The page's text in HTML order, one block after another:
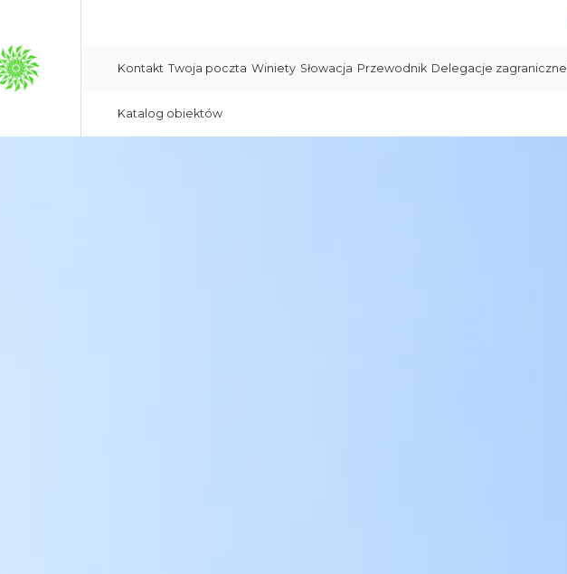
Kontakt Twoja poczta Winiety Słowacja Przewodnik Delegacje zagraniczne
Katalog obiektów